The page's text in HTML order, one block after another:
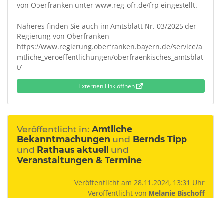
von Oberfranken unter www.reg-ofr.de/frp eingestellt.
Näheres finden Sie auch im Amtsblatt Nr. 03/2025 der
Regierung von Oberfranken:
https://www.regierung.oberfranken.bayern.de/service/a
mtliche_veroeffentlichungen/oberfraenkisches_amtsblat
t/
Externen Link öffnen
Veröffentlicht in: Amtliche
Bekanntmachungen und Bernds Tipp
und Rathaus aktuell und
Veranstaltungen & Termine
Veröffentlicht am 28.11.2024, 13:31 Uhr
Veröffentlicht von Melanie Bischoff